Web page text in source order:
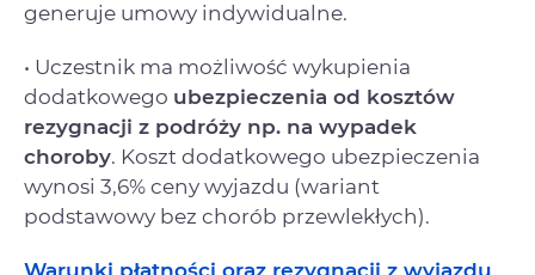
generuje umowy indywidualne.
• Uczestnik ma możliwość wykupienia
dodatkowego ubezpieczenia od kosztów
rezygnacji z podróży np. na wypadek
choroby. Koszt dodatkowego ubezpieczenia
wynosi 3,6% ceny wyjazdu (wariant
podstawowy bez chorób przewlekłych).